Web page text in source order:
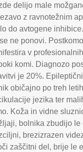
delijo male
z ravnotežnim
do avtogene
ne ponovi.
v
komi. Diagnozo
je 20%.
običajno po treh
jezika ter
Koža in vidne
, bolnika zbudijo le
, brezizrazen
zaščitni del , brije le